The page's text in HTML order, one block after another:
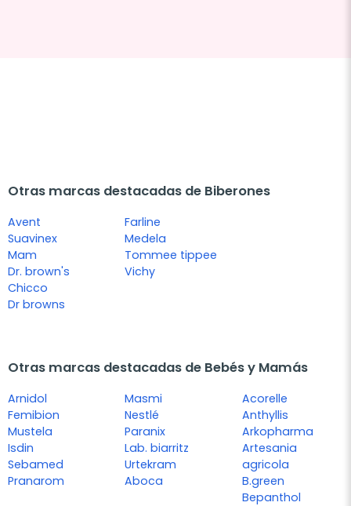
Otras marcas destacadas de Biberones
Avent
Suavinex
Mam
Dr. brown's
Chicco
Dr browns
Farline
Medela
Tommee tippee
Vichy
Otras marcas destacadas de Bebés y Mamás
Arnidol
Femibion
Mustela
Isdin
Sebamed
Pranarom
Masmi
Nestlé
Paranix
Lab. biarritz
Urtekram
Aboca
Acorelle
Anthyllis
Arkopharma
Artesania
agricola
B.green
Bepanthol